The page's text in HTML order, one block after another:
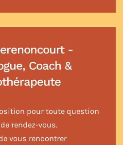
-
Coach &
pour toute question
rendez-vous.
vous rencontrer